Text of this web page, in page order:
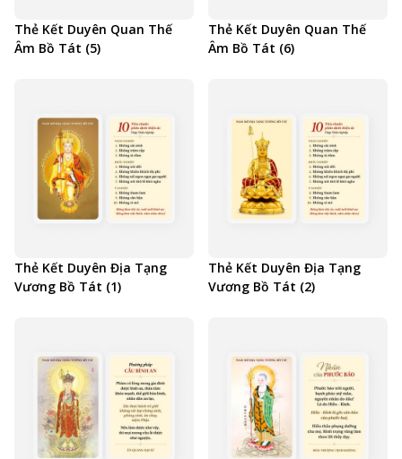
Thẻ Kết Duyên Quan Thế
Âm Bồ Tát (5)
Thẻ Kết Duyên Quan Thế
Âm Bồ Tát (6)
Thẻ Kết Duyên Địa Tạng
Vương Bồ Tát (1)
Thẻ Kết Duyên Địa Tạng
Vương Bồ Tát (2)